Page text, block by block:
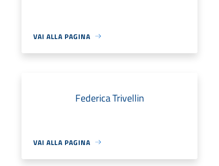
VAI ALLA PAGINA
Federica Trivellin
VAI ALLA PAGINA